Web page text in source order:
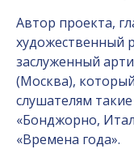
Автор проекта,
художественный
заслуженный
(Москва),
слушателям
«Бонджорно,
«Времена года».